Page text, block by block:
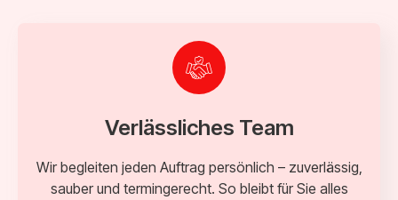
Verlässliches Team
Wir begleiten jeden Auftrag persönlich – zuverlässig,
sauber und termingerecht. So bleibt für Sie alles